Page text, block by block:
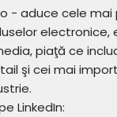
- aduce cele
electronice,
piaţă ce
şi cei mai
LinkedIn: